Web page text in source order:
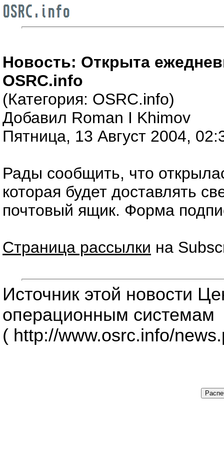
Новость: Открыта
OSRC.info
(Категория: OSRC.info)
Добавил Roman I Khimov
Пятница, 13 Август 2004,
Рады сообщить, что
которая будет доставлять
почтовый ящик. Форма
Страница рассылки на
Источник этой новости
операционным системам
( http://www.osrc.info/